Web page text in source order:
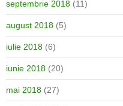
septembrie 2018 (11)
august 2018 (5)
iulie 2018 (6)
iunie 2018 (20)
mai 2018 (27)